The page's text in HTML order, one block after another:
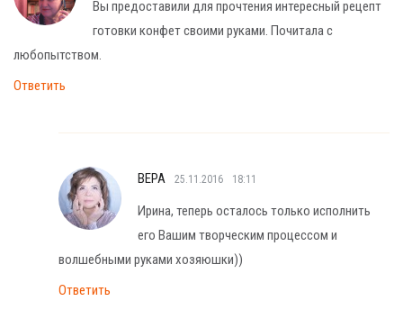
Вы предоставили для прочтения интересный рецепт
готовки конфет своими руками. Почитала с
любопытством.
Ответить
ВЕРА 25.11.2016 18:11
Ирина, теперь осталось только исполнить
его Вашим творческим процессом и
волшебными руками хозяюшки))
Ответить